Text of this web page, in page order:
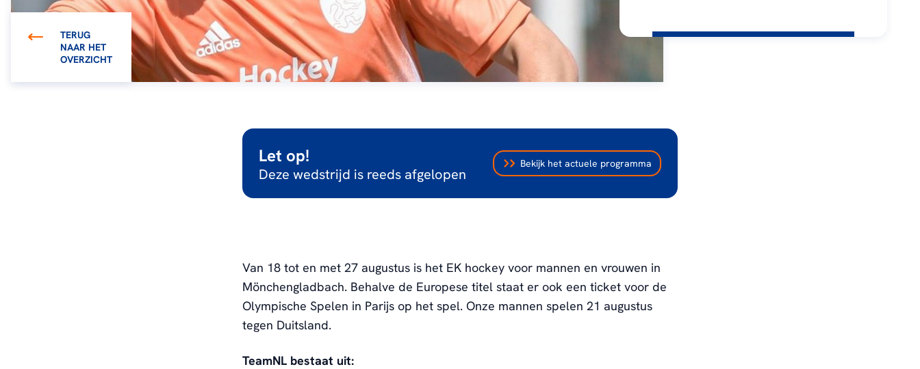
TERUG
NAAR HET
OVERZICHT
Let op!
Deze wedstrijd is reeds afgelopen
Bekijk het actuele programma
Van 18 tot en met 27 augustus is het EK hockey voor mannen en vrouwen in
Mönchengladbach. Behalve de Europese titel staat er ook een ticket voor de
Olympische Spelen in Parijs op het spel. Onze mannen spelen 21 augustus
tegen Duitsland.
TeamNL bestaat uit: